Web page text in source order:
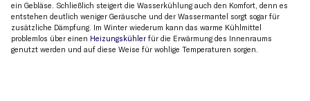
ein Gebläse. Schließlich steigert die Wasserkühlung auch den Komfort, denn es
entstehen deutlich weniger Geräusche und der Wassermantel sorgt sogar für
zusätzliche Dämpfung. Im Winter wiederum kann das warme Kühlmittel
problemlos über einen Heizungskühler für die Erwärmung des Innenraums
genutzt werden und auf diese Weise für wohlige Temperaturen sorgen.